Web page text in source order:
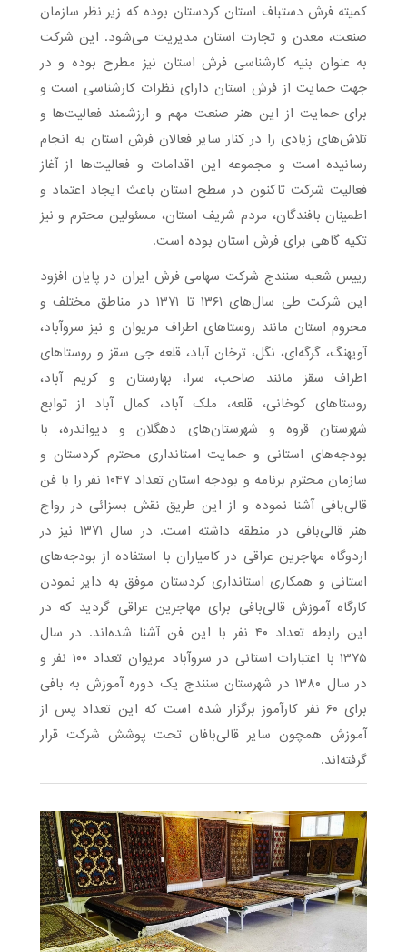
کمیته فرش دستباف استان کردستان بوده که زیر نظر سازمان
صنعت، معدن و تجارت استان مدیریت می‌شود. این شرکت
به عنوان بنیه کارشناسی فرش استان نیز مطرح بوده و در
جهت حمایت از فرش استان دارای نظرات کارشناسی است و
برای حمایت از این هنر صنعت مهم و ارزشمند فعالیت‌ها و
تلاش‌های زیادی را در کنار سایر فعالان فرش استان به انجام
رسانیده است و مجموعه این اقدامات و فعالیت‌ها از آغاز
فعالیت شرکت تاکنون در سطح استان باعث ایجاد اعتماد و
اطمینان بافندگان، مردم شریف استان، مسئولین محترم و نیز
تکیه گاهی برای فرش استان بوده است.
رییس شعبه سنندج شرکت سهامی فرش ایران در پایان افزود
این شرکت طی سال‌های ۱۳۶۱ تا ۱۳۷۱ در مناطق مختلف و
محروم استان مانند روستاهای اطراف مریوان و نیز سروآباد،
آویهنگ، گرگه‌ای، نگل، ترخان آباد، قلعه جی سقز و روستاهای
اطراف سقز مانند صاحب، سرا، بهارستان و کریم آباد،
روستاهای کوخانی، قلعه، ملک آباد، کمال آباد از توابع
شهرستان قروه و شهرستان‌های دهگلان و دیواندره، با
بودجه‌های استانی و حمایت استانداری محترم کردستان و
سازمان محترم برنامه و بودجه استان تعداد ۱۰۴۷ نفر را با فن
قالی‌بافی آشنا نموده و از این طریق نقش بسزائی در رواج
هنر قالی‌بافی در منطقه داشته است. در سال ۱۳۷۱ نیز در
اردوگاه مهاجرین عراقی در کامیاران با استفاده از بودجه‌های
استانی و همکاری استانداری کردستان موفق به دایر نمودن
کارگاه آموزش قالی‌بافی برای مهاجرین عراقی گردید که در
این رابطه تعداد ۴۰ نفر با این فن آشنا شده‌اند. در سال
۱۳۷۵ با اعتبارات استانی در سروآباد مریوان تعداد ۱۰۰ نفر و
در سال ۱۳۸۰ در شهرستان سنندج یک دوره آموزش به بافی
برای ۶۰ نفر کارآموز برگزار شده است که این تعداد پس از
آموزش همچون سایر قالی‌بافان تحت پوشش شرکت قرار
گرفته‌اند.